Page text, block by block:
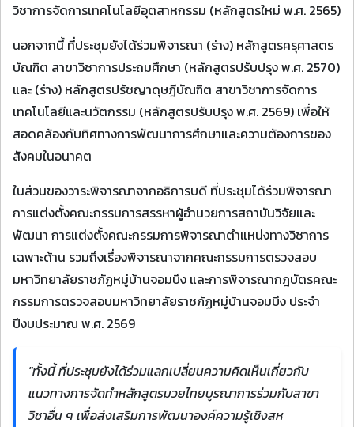
วิชาการจัดการเทคโนโลยีอุตสาหกรรม (หลักสูตรใหม่ พ.ศ. 2565)
นอกจากนี้ ที่ประชุมยังได้ร่วมพิจารณา (ร่าง) หลักสูตรครุศาสตร
บัณฑิต สาขาวิชาการประถมศึกษา (หลักสูตรปรับปรุง พ.ศ. 2570)
และ (ร่าง) หลักสูตรปรัชญาดุษฎีบัณฑิต สาขาวิชาการจัดการ
เทคโนโลยีและนวัตกรรม (หลักสูตรปรับปรุง พ.ศ. 2569) เพื่อให้
สอดคล้องกับทิศทางการพัฒนาการศึกษาและความต้องการของ
สังคมในอนาคต
ในส่วนของวาระพิจารณาจากอธิการบดี ที่ประชุมได้ร่วมพิจารณา
การแต่งตั้งคณะกรรมการสรรหาผู้อำนวยการสถาบันวิจัยและ
พัฒนา การแต่งตั้งคณะกรรมการพิจารณาตำแหน่งทางวิชาการ
เฉพาะด้าน รวมถึงเรื่องพิจารณาจากคณะกรรมการตรวจสอบ
มหาวิทยาลัยราชภัฏหมู่บ้านจอมบึง และการพิจารณากฎบัตรคณะ
กรรมการตรวจสอบมหาวิทยาลัยราชภัฏหมู่บ้านจอมบึง ประจำ
ปีงบประมาณ พ.ศ. 2569
"ทั้งนี้ ที่ประชุมยังได้ร่วมแลกเปลี่ยนความคิดเห็นเกี่ยวกับ
แนวทางการจัดทำหลักสูตรมวยไทยบูรณาการร่วมกับสาขา
วิชาอื่น ๆ เพื่อส่งเสริมการพัฒนาองค์ความรู้เชิงสห